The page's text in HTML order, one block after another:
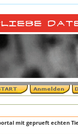
mit geprueft echten